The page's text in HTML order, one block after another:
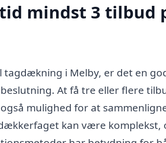
mindst 3 tilbud
tagdækning i Melby, er det en
At få tre eller flere
mulighed for at
kan være